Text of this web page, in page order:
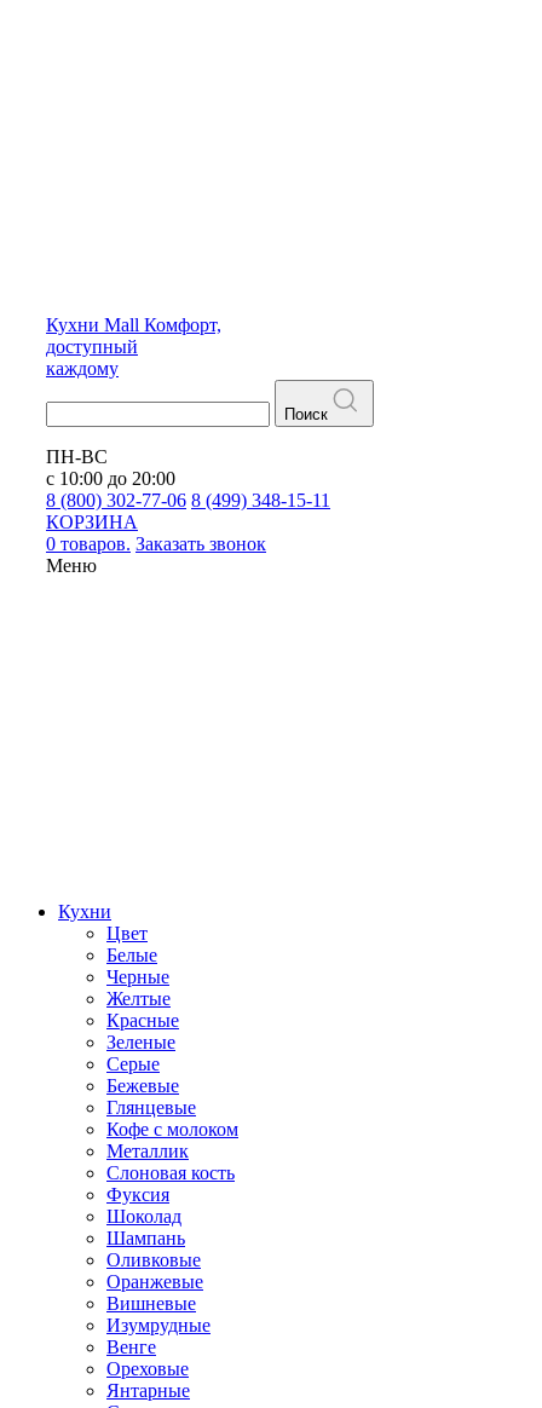
Кухни Mall Комфорт,
доступный
каждому
Поиск
ПН-ВС
с 10:00 до 20:00
8 (800) 302-77-06 8 (499) 348-15-11
КОРЗИНА
0 товаров. Заказать звонок
Меню
Кухни
Цвет
Белые
Черные
Желтые
Красные
Зеленые
Серые
Бежевые
Глянцевые
Кофе с молоком
Металлик
Слоновая кость
Фуксия
Шоколад
Шампань
Оливковые
Оранжевые
Вишневые
Изумрудные
Венге
Ореховые
Янтарные